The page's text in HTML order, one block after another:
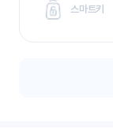
스마트키